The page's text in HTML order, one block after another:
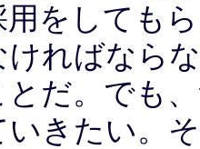
用をしても
ければなら
とだ。でも
いきたい。